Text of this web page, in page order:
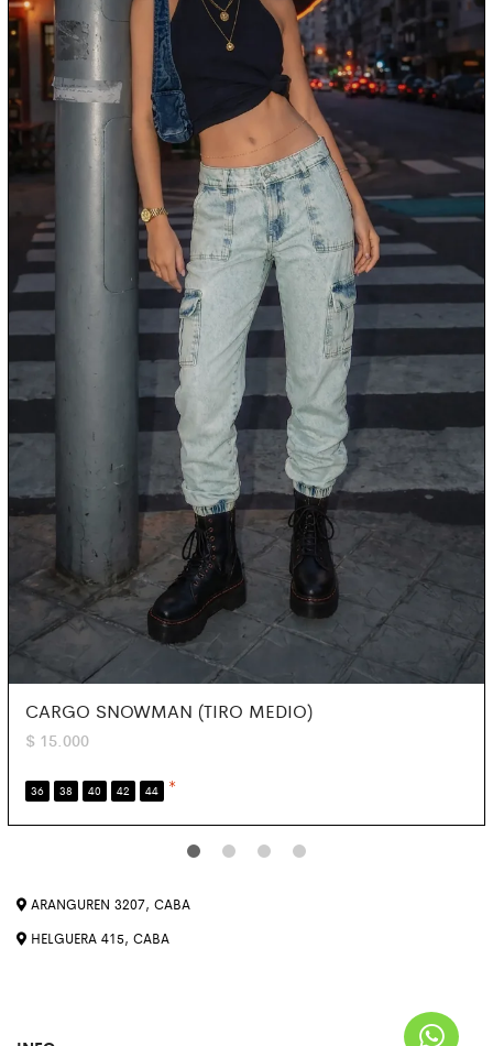
CARGO SNOWMAN (TIRO MEDIO)
$ 15.000
36 38 40 42 44 *
ARANGUREN 3207, CABA
HELGUERA 415, CABA